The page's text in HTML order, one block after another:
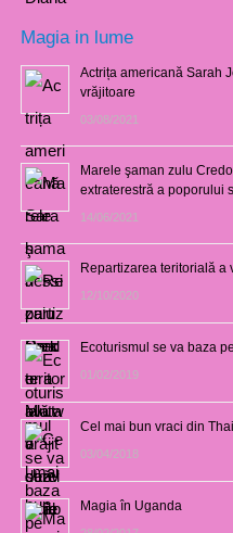
Magia in lume
Actrița americană Sarah
vrăjitoare
03/08/2021
Marele şaman zulu
extraterestră a poporului
14/06/2021
Repartizarea teritorială a
12/10/2020
Ecoturismul se va baza
01/02/2019
Cel mai bun vraci din
03/04/2018
Magia în Uganda